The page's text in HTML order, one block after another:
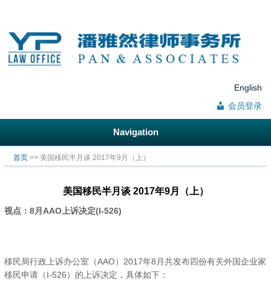
English
会员登录
Navigation
你在这里
首页 >> 美国移民半月谈 2017年9月（上）
美国移民半月谈 2017年9月（上）
视点： 8月 AAO 上诉决定(I-526)
移民局行政上诉办公室（AAO）2017年8月共发布四份有关外国企业家
移民申请（I-526）的上诉决定，具体如下：